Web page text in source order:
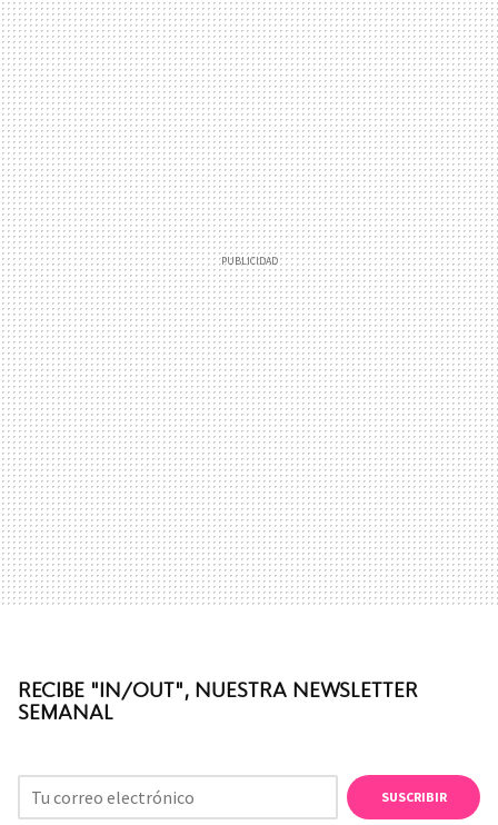
RECIBE "IN/OUT", NUESTRA NEWSLETTER
SEMANAL
SUSCRIBIR